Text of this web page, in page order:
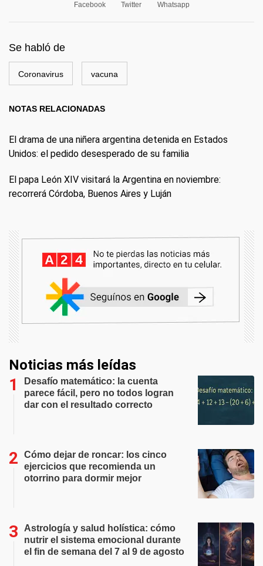
Facebook Twitter Whatsapp
Se habló de
Coronavirus vacuna
NOTAS RELACIONADAS
El drama de una niñera argentina detenida en Estados
Unidos: el pedido desesperado de su familia
El papa León XIV visitará la Argentina en noviembre:
recorrerá Córdoba, Buenos Aires y Luján
Noticias más leídas
Desafío matemático: la cuenta
parece fácil, pero no todos logran
dar con el resultado correcto
Cómo dejar de roncar: los cinco
ejercicios que recomienda un
otorrino para dormir mejor
Astrología y salud holística: cómo
nutrir el sistema emocional durante
el fin de semana del 7 al 9 de agosto